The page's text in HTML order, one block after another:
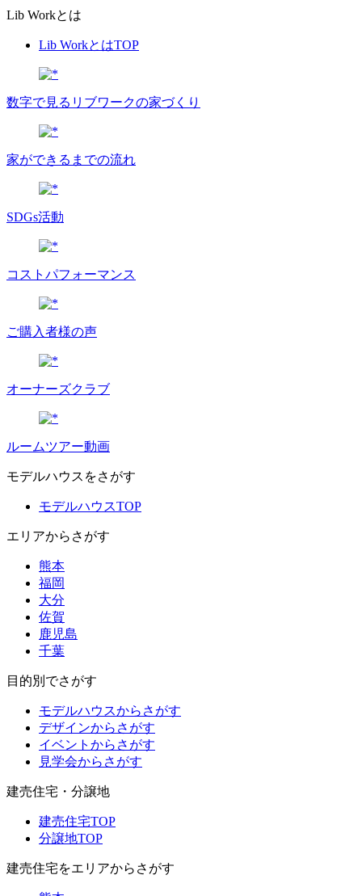
Lib Workとは
Lib WorkとはTOP
数字で⾒るリブワークの家づくり
家ができるまでの流れ
SDGs活動
コストパフォーマンス
ご購入者様の声
オーナーズクラブ
ルームツアー動画
モデルハウスをさがす
モデルハウスTOP
エリアからさがす
熊本
福岡
大分
佐賀
鹿児島
千葉
目的別でさがす
モデルハウスからさがす
デザインからさがす
イベントからさがす
見学会からさがす
建売住宅・分譲地
建売住宅TOP
分譲地TOP
建売住宅をエリアからさがす